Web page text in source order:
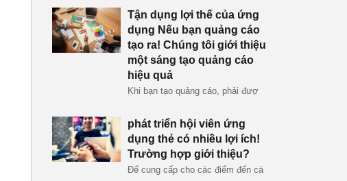
Tận dụng lợi thế của ứng
dụng Nếu bạn quảng cáo
tạo ra! Chúng tôi giới thiệu
một sáng tạo quảng cáo
hiệu quả
Khi bạn tạo quảng cáo, phải đượ
phát triển hội viên ứng
dụng thẻ có nhiều lợi ích!
Trường hợp giới thiệu?
Để cung cấp cho các điểm đến cá